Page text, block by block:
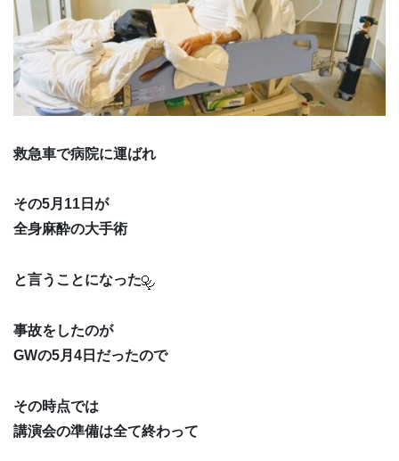
救急車で病院に運ばれ
その5月11日が
全身麻酔の大手術
と言うことになった
事故をしたのが
GWの5月4日だったので
その時点では
講演会の準備は全て終わって